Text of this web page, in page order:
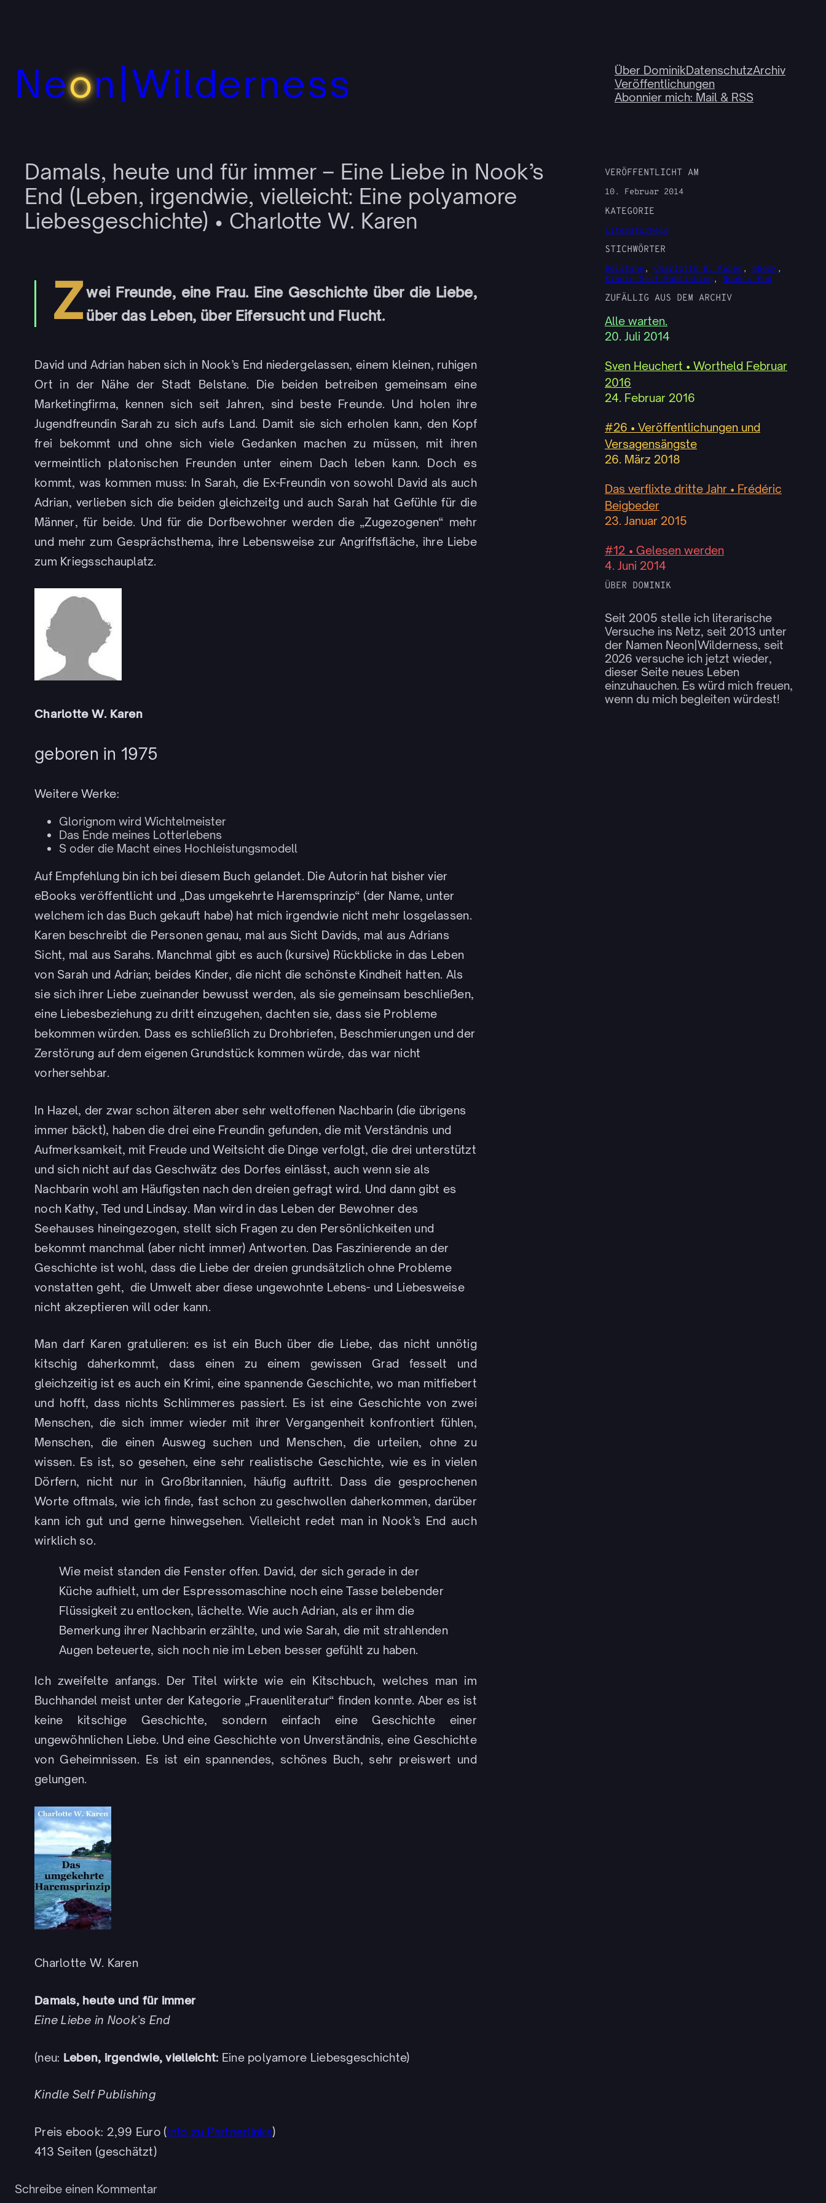
Neon|Wilderness Über DominikDatenschutzArchiv
Veröffentlichungen
Abonnier mich: Mail & RSS
Damals, heute und für immer – Eine Liebe in Nook’s
End (Leben, irgendwie, vielleicht: Eine polyamore
Liebesgeschichte) • Charlotte W. Karen
Z wei Freunde, eine Frau. Eine Geschichte über die Liebe,
über das Leben, über Eifersucht und Flucht.
David und Adrian haben sich in Nook’s End niedergelassen, einem kleinen, ruhigen
Ort in der Nähe der Stadt Belstane. Die beiden betreiben gemeinsam eine
Marketingfirma, kennen sich seit Jahren, sind beste Freunde. Und holen ihre
Jugendfreundin Sarah zu sich aufs Land. Damit sie sich erholen kann, den Kopf
frei bekommt und ohne sich viele Gedanken machen zu müssen, mit ihren
vermeintlich platonischen Freunden unter einem Dach leben kann. Doch es
kommt, was kommen muss: In Sarah, die Ex-Freundin von sowohl David als auch
Adrian, verlieben sich die beiden gleichzeitg und auch Sarah hat Gefühle für die
Männer, für beide. Und für die Dorfbewohner werden die „Zugezogenen“ mehr
und mehr zum Gesprächsthema, ihre Lebensweise zur Angriffsfläche, ihre Liebe
zum Kriegsschauplatz.
Charlotte W. Karen
geboren in 1975
Weitere Werke:
Glorignom wird Wichtelmeister
Das Ende meines Lotterlebens
S oder die Macht eines Hochleistungsmodell
Auf Empfehlung bin ich bei diesem Buch gelandet. Die Autorin hat bisher vier
eBooks veröffentlicht und „Das umgekehrte Haremsprinzip“ (der Name, unter
welchem ich das Buch gekauft habe) hat mich irgendwie nicht mehr losgelassen.
Karen beschreibt die Personen genau, mal aus Sicht Davids, mal aus Adrians
Sicht, mal aus Sarahs. Manchmal gibt es auch (kursive) Rückblicke in das Leben
von Sarah und Adrian; beides Kinder, die nicht die schönste Kindheit hatten. Als
sie sich ihrer Liebe zueinander bewusst werden, als sie gemeinsam beschließen,
eine Liebesbeziehung zu dritt einzugehen, dachten sie, dass sie Probleme
bekommen würden. Dass es schließlich zu Drohbriefen, Beschmierungen und der
Zerstörung auf dem eigenen Grundstück kommen würde, das war nicht
vorhersehbar.
In Hazel, der zwar schon älteren aber sehr weltoffenen Nachbarin (die übrigens
immer bäckt), haben die drei eine Freundin gefunden, die mit Verständnis und
Aufmerksamkeit, mit Freude und Weitsicht die Dinge verfolgt, die drei unterstützt
und sich nicht auf das Geschwätz des Dorfes einlässt, auch wenn sie als
Nachbarin wohl am Häufigsten nach den dreien gefragt wird. Und dann gibt es
noch Kathy, Ted und Lindsay. Man wird in das Leben der Bewohner des
Seehauses hineingezogen, stellt sich Fragen zu den Persönlichkeiten und
bekommt manchmal (aber nicht immer) Antworten. Das Faszinierende an der
Geschichte ist wohl, dass die Liebe der dreien grundsätzlich ohne Probleme
vonstatten geht, die Umwelt aber diese ungewohnte Lebens- und Liebesweise
nicht akzeptieren will oder kann.
Man darf Karen gratulieren: es ist ein Buch über die Liebe, das nicht unnötig
kitschig daherkommt, dass einen zu einem gewissen Grad fesselt und
gleichzeitig ist es auch ein Krimi, eine spannende Geschichte, wo man mitfiebert
und hofft, dass nichts Schlimmeres passiert. Es ist eine Geschichte von zwei
Menschen, die sich immer wieder mit ihrer Vergangenheit konfrontiert fühlen,
Menschen, die einen Ausweg suchen und Menschen, die urteilen, ohne zu
wissen. Es ist, so gesehen, eine sehr realistische Geschichte, wie es in vielen
Dörfern, nicht nur in Großbritannien, häufig auftritt. Dass die gesprochenen
Worte oftmals, wie ich finde, fast schon zu geschwollen daherkommen, darüber
kann ich gut und gerne hinwegsehen. Vielleicht redet man in Nook’s End auch
wirklich so.
Wie meist standen die Fenster offen. David, der sich gerade in der
Küche aufhielt, um der Espressomaschine noch eine Tasse belebender
Flüssigkeit zu entlocken, lächelte. Wie auch Adrian, als er ihm die
Bemerkung ihrer Nachbarin erzählte, und wie Sarah, die mit strahlenden
Augen beteuerte, sich noch nie im Leben besser gefühlt zu haben.
Ich zweifelte anfangs. Der Titel wirkte wie ein Kitschbuch, welches man im
Buchhandel meist unter der Kategorie „Frauenliteratur“ finden konnte. Aber es ist
keine kitschige Geschichte, sondern einfach eine Geschichte einer
ungewöhnlichen Liebe. Und eine Geschichte von Unverständnis, eine Geschichte
von Geheimnissen. Es ist ein spannendes, schönes Buch, sehr preiswert und
gelungen.
Charlotte W. Karen
Damals, heute und für immer
Eine Liebe in Nook’s End
(neu: Leben, irgendwie, vielleicht: Eine polyamore Liebesgeschichte)
Kindle Self Publishing
Preis ebook: 2,99 Euro (Info zu Partnerlinks)
413 Seiten (geschätzt)
Schreibe einen Kommentar
VERÖFFENTLICHT AM
10. Februar 2014
KATEGORIE
Literaturheld
STICHWÖRTER
Belstane, Charlotte W. Karen , eBook
Kindle Self Publishing , Nook’s End
ZUFÄLLIG AUS DEM ARCHIV
Alle warten.
20. Juli 2014
Sven Heuchert • Wortheld Februar
2016
24. Februar 2016
#26 • Veröffentlichungen und
Versagensängste
26. März 2018
Das verflixte dritte Jahr • Frédéric
Beigbeder
23. Januar 2015
#12 • Gelesen werden
4. Juni 2014
ÜBER DOMINIK
Seit 2005 stelle ich literarische
Versuche ins Netz, seit 2013 unter
der Namen Neon|Wilderness, seit
2026 versuche ich jetzt wieder,
dieser Seite neues Leben
einzuhauchen. Es würd mich freuen,
wenn du mich begleiten würdest!